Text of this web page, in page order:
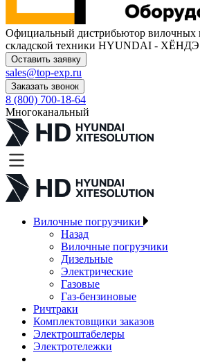
Официальный дистрибьютор вилочных
складской техники HYUNDAI - ХЁНДЭ
Оставить заявку
sales@top-exp.ru
Заказать звонок
8 (800) 700-18-64
Многоканальный
Вилочные погрузчики
Назад
Вилочные погрузчики
Дизельные
Электрические
Газовые
Газ-бензиновые
Ричтраки
Комплектовщики заказов
Электроштабелеры
Электротележки